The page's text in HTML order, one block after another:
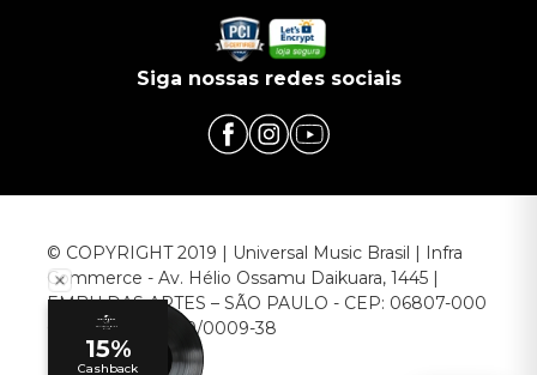
Siga nossas redes sociais
© COPYRIGHT 2019 | Universal Music Brasil | Infra
Commerce - Av. Hélio Ossamu Daikuara, 1445 |
EMBU DAS ARTES – SÃO PAULO - CEP: 06807-000
CNPJ: 00.952.789/0009-38